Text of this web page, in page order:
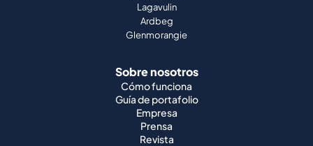
Lagavulin
Ardbeg
Glenmorangie
Sobre nosotros
Cómo funciona
Guía de portafolio
Empresa
Prensa
Revista